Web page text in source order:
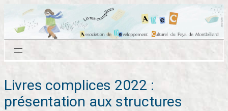
contenu
Livres complices 2022 :
présentation aux structures